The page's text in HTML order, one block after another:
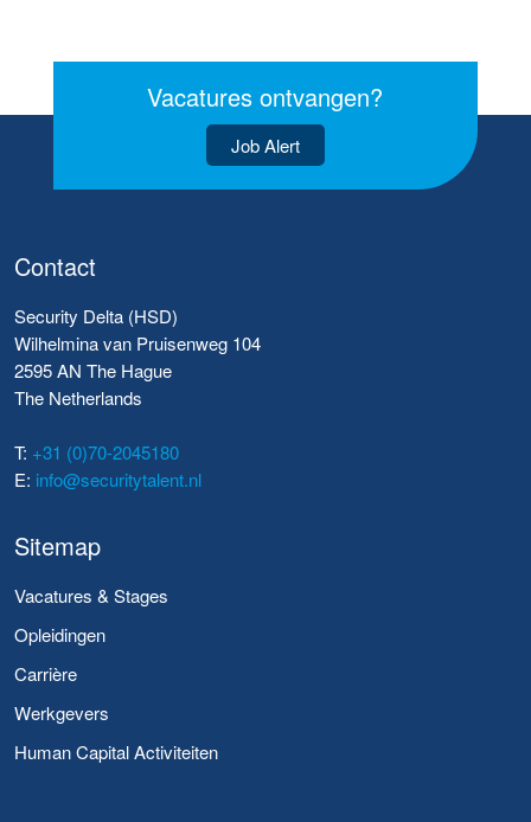
Vacatures ontvangen?
Job Alert
Contact
Security Delta (HSD)
Wilhelmina van Pruisenweg 104
2595 AN The Hague
The Netherlands
T: +31 (0)70-2045180
E: info@securitytalent.nl
Sitemap
Vacatures & Stages
Opleidingen
Carrière
Werkgevers
Human Capital Activiteiten